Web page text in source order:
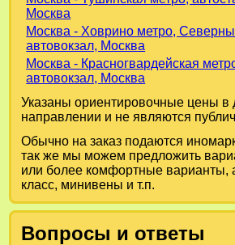
Москва
Москва - Ховрино метро,
автовокзал, Москва
Москва - Красногвардейская
автовокзал, Москва
Указаны ориентировочные цены в
направлении и не являются
Обычно на заказ подаются
так же мы можем предложить
или более комфортные варианты,
класс, минивены и т.п.
Вопросы и ответы